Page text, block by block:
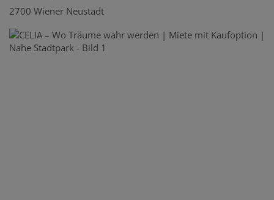
2700 Wiener Neustadt